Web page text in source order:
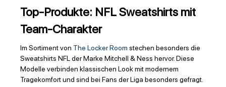
Top-Produkte: NFL Sweatshirts mit
Team-Charakter
Im Sortiment von The Locker Room stechen besonders die
Sweatshirts NFL der Marke Mitchell & Ness hervor. Diese
Modelle verbinden klassischen Look mit modernem
Tragekomfort und sind bei Fans der Liga besonders gefragt.